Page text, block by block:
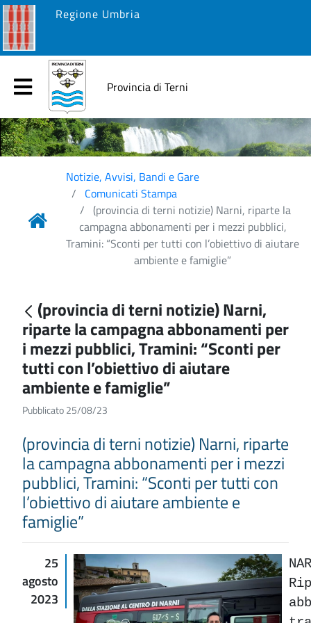
Regione Umbria
Provincia di Terni
Notizie, Avvisi, Bandi e Gare
Comunicati Stampa
(provincia di terni notizie) Narni, riparte la
campagna abbonamenti per i mezzi pubblici,
Tramini: “Sconti per tutti con l’obiettivo di aiutare
ambiente e famiglie”
(provincia di terni notizie) Narni,
riparte la campagna abbonamenti per
i mezzi pubblici, Tramini: “Sconti per
tutti con l’obiettivo di aiutare
ambiente e famiglie”
Pubblicato 25/08/23
(provincia di terni notizie) Narni, riparte
la campagna abbonamenti per i mezzi
pubblici, Tramini: “Sconti per tutti con
l’obiettivo di aiutare ambiente e
famiglie”
25
agosto
2023